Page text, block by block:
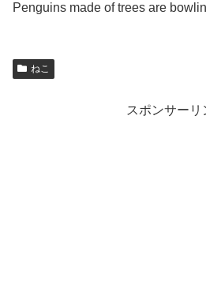
Penguins made of trees are
ねこ
スポンサーリ